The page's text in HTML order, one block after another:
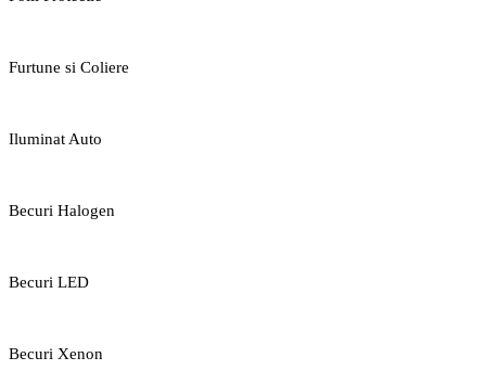
Furtune si Coliere
Iluminat Auto
Becuri Halogen
Becuri LED
Becuri Xenon